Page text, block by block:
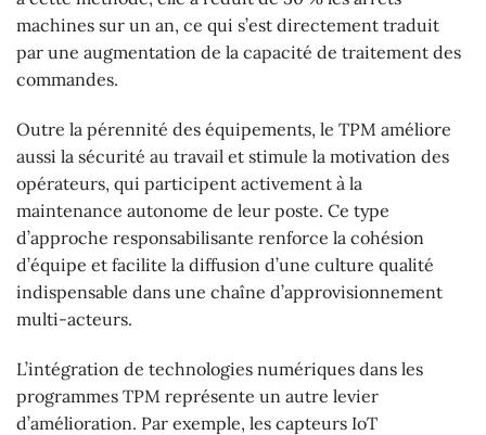
machines sur un an, ce qui s’est directement traduit
par une augmentation de la capacité de traitement des
commandes.
Outre la pérennité des équipements, le TPM améliore
aussi la sécurité au travail et stimule la motivation des
opérateurs, qui participent activement à la
maintenance autonome de leur poste. Ce type
d’approche responsabilisante renforce la cohésion
d’équipe et facilite la diffusion d’une culture qualité
indispensable dans une chaîne d’approvisionnement
multi-acteurs.
L’intégration de technologies numériques dans les
programmes TPM représente un autre levier
d’amélioration. Par exemple, les capteurs IoT